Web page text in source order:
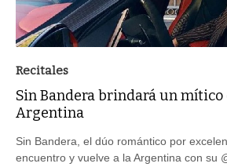
Recitales
Sin Bandera brindará un
Argentina
Sin Bandera, el dúo romántico por
encuentro y vuelve a la Argentina con su